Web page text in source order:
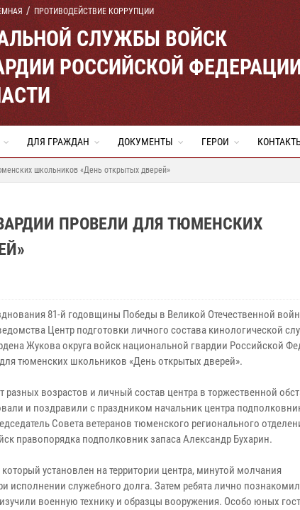
ПРОТИВОДЕЙСТВИЕ КОРРУПЦИИ
СЛУЖБЫ ВОЙСК
РОССИЙСКОЙ
ДЛЯ ГРАЖДАН ДОКУМЕНТЫ ГЕРОИ
школьников «День открытых дверей»
ПРОВЕЛИ ДЛЯ ТЮМЕНСКИХ
81-й годовщины Победы в Великой Отечественной
Центр подготовки личного состава кинологической
Жукова округа войск национальной гвардии Российской
тюменских школьников «День открытых дверей».
разных возрастов и личный состав центра в торжественной
и поздравили с праздником начальник центра
Совета ветеранов тюменского регионального
правопорядка подполковник запаса Александр Бухарин.
установлен на территории центра, минутой молчания
служебного долга. Затем ребята лично
военную технику и образцы вооружения. Особо юных